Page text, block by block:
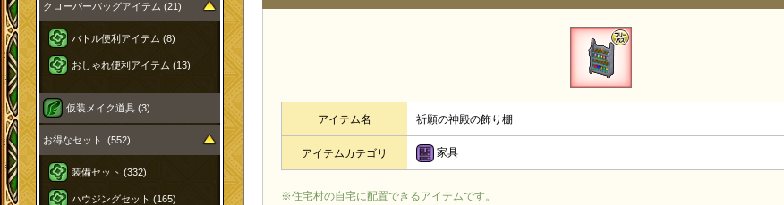
クローバーバッグアイテム (21)
バトル便利アイテム (8)
おしゃれ便利アイテム (13)
仮装メイク道具 (3)
お得なセット (552)
装備セット (332)
ハウジングセット (165)
アイテム名 祈願の神殿の飾り棚
アイテムカテゴリ 家具
※住宅村の自宅に配置できるアイテムです。